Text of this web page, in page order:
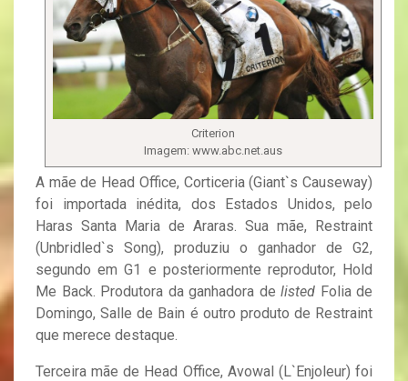
Criterion
Imagem: www.abc.net.aus
A mãe de Head Office, Corticeria (Giant`s Causeway)
foi importada inédita, dos Estados Unidos, pelo
Haras Santa Maria de Araras. Sua mãe, Restraint
(Unbridled`s Song), produziu o ganhador de G2,
segundo em G1 e posteriormente reprodutor, Hold
Me Back. Produtora da ganhadora de listed Folia de
Domingo, Salle de Bain é outro produto de Restraint
que merece destaque.
Terceira mãe de Head Office, Avowal (L`Enjoleur) foi